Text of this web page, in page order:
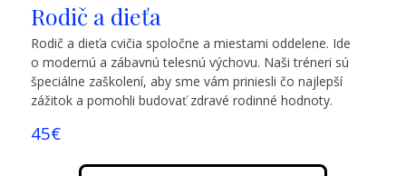
Rodič a dieťa
Rodič a dieťa cvičia spoločne a miestami oddelene. Ide
o modernú a zábavnú telesnú výchovu. Naši tréneri sú
špeciálne zaškolení, aby sme vám priniesli čo najlepší
zážitok a pomohli budovať zdravé rodinné hodnoty.
45€